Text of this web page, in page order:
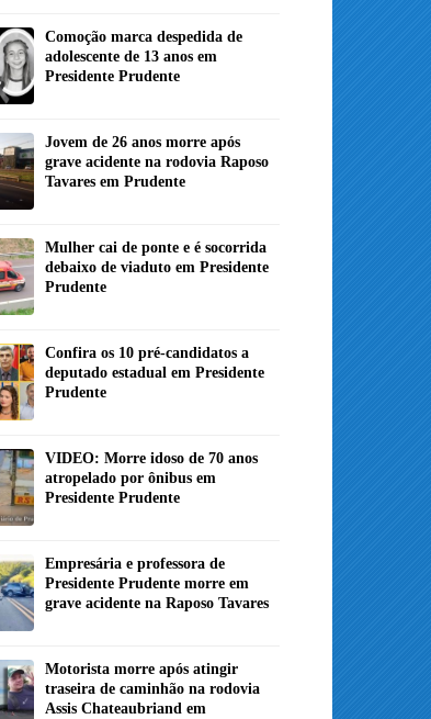
Comoção marca despedida de
adolescente de 13 anos em
Presidente Prudente
Jovem de 26 anos morre após
grave acidente na rodovia Raposo
Tavares em Prudente
Mulher cai de ponte e é socorrida
debaixo de viaduto em Presidente
Prudente
Confira os 10 pré-candidatos a
deputado estadual em Presidente
Prudente
VIDEO: Morre idoso de 70 anos
atropelado por ônibus em
Presidente Prudente
Empresária e professora de
Presidente Prudente morre em
grave acidente na Raposo Tavares
Motorista morre após atingir
traseira de caminhão na rodovia
Assis Chateaubriand em